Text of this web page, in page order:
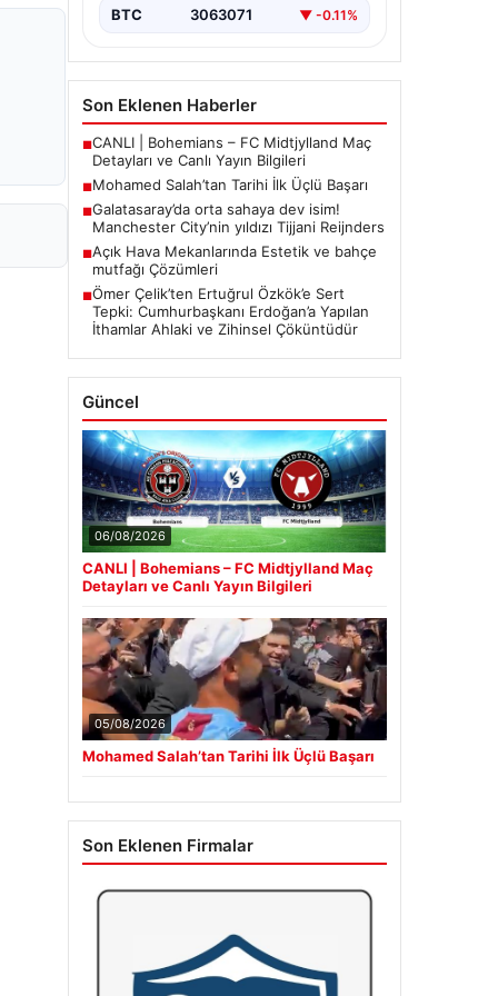
BTC 3063071 ▼ -0.11%
Son Eklenen Haberler
■CANLI | Bohemians – FC Midtjylland Maç
Detayları ve Canlı Yayın Bilgileri
■Mohamed Salah’tan Tarihi İlk Üçlü Başarı
■Galatasaray’da orta sahaya dev isim!
Manchester City’nin yıldızı Tijjani Reijnders
■Açık Hava Mekanlarında Estetik ve bahçe
mutfağı Çözümleri
■Ömer Çelik’ten Ertuğrul Özkök’e Sert
Tepki: Cumhurbaşkanı Erdoğan’a Yapılan
İthamlar Ahlaki ve Zihinsel Çöküntüdür
Güncel
06/08/2026
CANLI | Bohemians – FC Midtjylland Maç
Detayları ve Canlı Yayın Bilgileri
05/08/2026
Mohamed Salah’tan Tarihi İlk Üçlü Başarı
Son Eklenen Firmalar